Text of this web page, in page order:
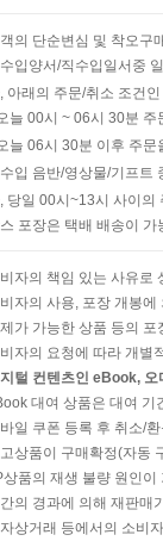
의 단순변심 및 착오구
입양서/직수입일서중
아래의 주문/취소 조건
늘 00시 ~ 06시 30분
늘 06시 30분 이후 주
입 음반/영상물/기프트
당일 00시~13시 사이의
포장은 택배 배송이
자의 책임 있는 사유로
자의 사용, 포장 개봉
가 가능한 상품 등의
자의 요청에 따라 개별
털 컨텐츠인 eBook,
대여 상품은 대여 기
일 쿠폰 등록 후 취소/
상품이 구매확정(자동
상품의 재생 불량 원인
의 경과에 의해 재판매
상거래 등에서의 소비